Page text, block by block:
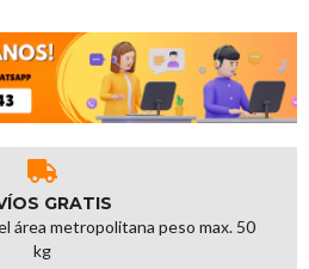
GRATIS
área metropolitana peso max. 50
kg